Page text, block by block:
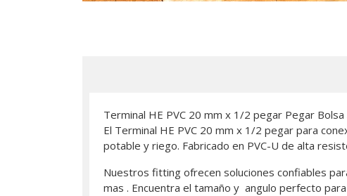
Terminal HE PVC 20 mm x 1/2 pegar Pegar Bolsa
El Terminal HE PVC 20 mm x 1/2 pegar para
potable y riego. Fabricado en PVC-U de alta
Nuestros fitting ofrecen soluciones confiables
mas . Encuentra el tamaño y angulo perfecto